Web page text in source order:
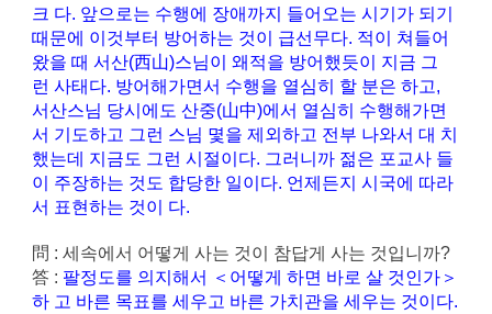
크 다. 앞으로는 수행에 장애까지 들어오는 시기가 되기
때문에 이것부터 방어하는 것이 급선무다. 적이 쳐들어
왔을 때 서산(西山)스님이 왜적을 방어했듯이 지금 그
런 사태다. 방어해가면서 수행을 열심히 할 분은 하고,
서산스님 당시에도 산중(山中)에서 열심히 수행해가면
서 기도하고 그런 스님 몇을 제외하고 전부 나와서 대 치
했는데 지금도 그런 시절이다. 그러니까 젊은 포교사 들
이 주장하는 것도 합당한 일이다. 언제든지 시국에 따라
서 표현하는 것이 다.
問 : 세속에서 어떻게 사는 것이 참답게 사는 것입니까?
答 : 팔정도를 의지해서 ＜어떻게 하면 바로 살 것인가＞
하 고 바른 목표를 세우고 바른 가치관을 세우는 것이다.